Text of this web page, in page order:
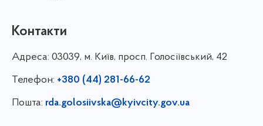
Контакти
Адреса: 03039, м. Київ, просп. Голосіївський, 42
Телефон: +380 (44) 281-66-62
Пошта: rda.golosiivska@kyivcity.gov.ua